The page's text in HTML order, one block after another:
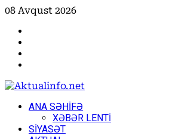
Skip
content
08 Avqust 2026
PrimaryANA SƏHİFƏ
XƏBƏR LENTİ
SİYASƏT